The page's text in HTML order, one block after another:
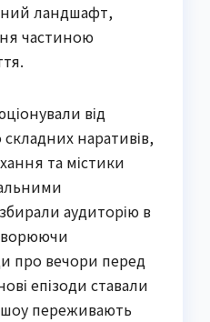
ландшафт,
частиною
від
наративів,
та містики
аудиторію в
про вечори перед
епізоди ставали
шоу переживають